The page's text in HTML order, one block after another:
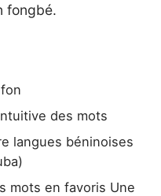
fongbé.
des mots
langues béninoises
mots en favoris Une